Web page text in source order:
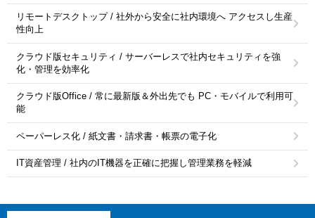
リモートデスクトップ / 社外から安全に社内環境へ アクセスし生産
性向上
クラウド版セキュリティ / サーバーレスで社内セキュリティを強
化・管理を効率化
クラウド版Office / 常に最新版＆外出先でも PC・モバイルで利用可
能
ペーパーレス化 / 紙文書・請求書・帳票の電子化
IT資産管理 / 社内のIT機器を正確に把握し管理業務を軽減